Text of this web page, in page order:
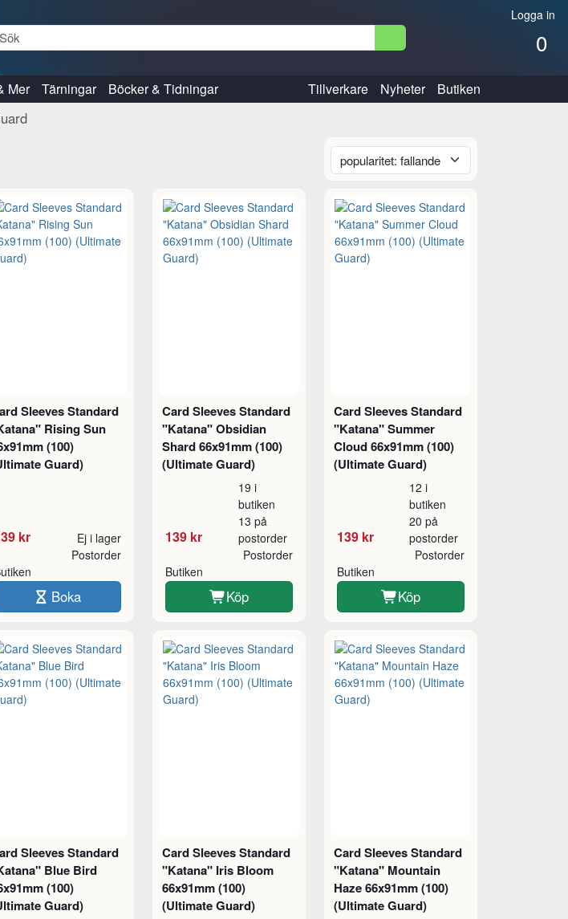
Logga in
0
Mer Tärningar Böcker & Tidningar Tillverkare Nyheter Butiken
Sleeves Standard
Rising Sun
(100)
Guard)
kr Ej i lager
Postorder
Boka
Card Sleeves Standard
"Katana" Obsidian
Shard 66x91mm (100)
(Ultimate Guard)
139 kr
19 i
butiken
13 på
postorder
Butiken
Postorder
Köp
Card Sleeves Standard
"Katana" Summer
Cloud 66x91mm (100)
(Ultimate Guard)
139 kr
12 i
butiken
20 på
postorder
Butiken
Postorder
Köp
Sleeves Standard
Blue Bird
(100)
Guard)
Card Sleeves Standard
"Katana" Iris Bloom
66x91mm (100)
(Ultimate Guard)
Card Sleeves Standard
"Katana" Mountain
Haze 66x91mm (100)
(Ultimate Guard)